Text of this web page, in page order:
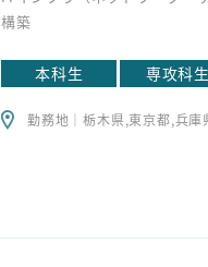
構築
本科生 専攻科生
勤務地｜栃木県,東京都,兵